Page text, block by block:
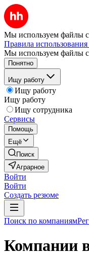
Мы используем файлы
Правила
Мы используем файлы
Понятно
Ищу работу
Ищу работу
Ищу работу
Ищу сотрудника
Сервисы
Помощь
Ещё
Поиск
Аграрное
Войти
Войти
Создать резюме
Поиск по компаниям
Компании